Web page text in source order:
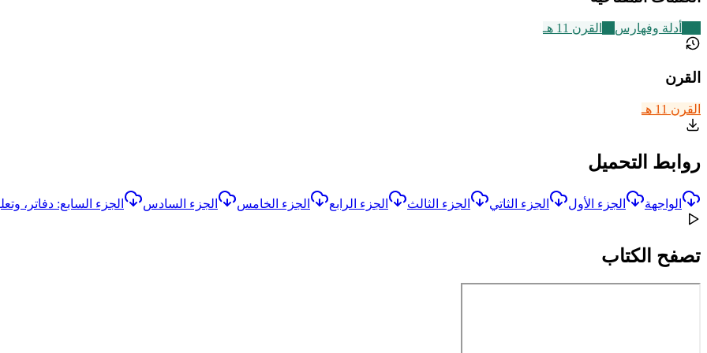
أدلة وفهارس القرن 11 هـ
القرن
القرن 11 هـ
روابط التحميل
الواجهة الجزء الأول الجزء الثاتي الجزء الثالث الجزء الرابع الجزء الخامس الجزء السادس الجزء السابع: دفاتر،
تصفح الكتاب